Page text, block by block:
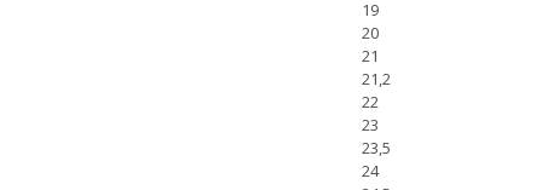
19
20
21
21,2
22
23
23,5
24